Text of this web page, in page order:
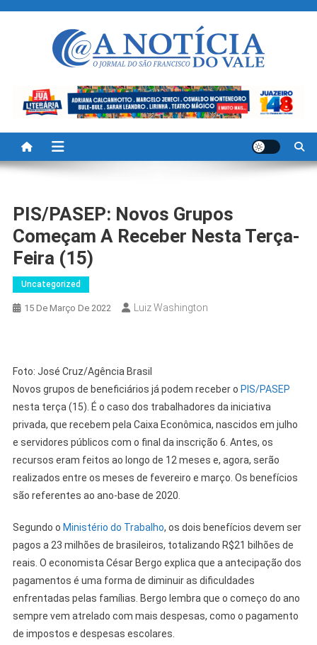
A Noticia Do Vale
PIS/PASEP: Novos Grupos
Começam A Receber Nesta Terça-
Feira (15)
Uncategorized
15 De Março De 2022 Luiz Washington
Foto: José Cruz/Agência Brasil
Novos grupos de beneficiários já podem receber o PIS/PASEP
nesta terça (15). É o caso dos trabalhadores da iniciativa
privada, que recebem pela Caixa Econômica, nascidos em julho
e servidores públicos com o final da inscrição 6. Antes, os
recursos eram feitos ao longo de 12 meses e, agora, serão
realizados entre os meses de fevereiro e março. Os benefícios
são referentes ao ano-base de 2020.
Segundo o Ministério do Trabalho, os dois benefícios devem ser
pagos a 23 milhões de brasileiros, totalizando R$21 bilhões de
reais. O economista César Bergo explica que a antecipação dos
pagamentos é uma forma de diminuir as dificuldades
enfrentadas pelas famílias. Bergo lembra que o começo do ano
sempre vem atrelado com mais despesas, como o pagamento
de impostos e despesas escolares.